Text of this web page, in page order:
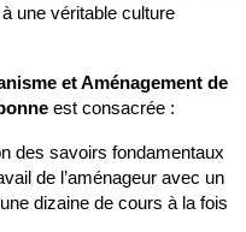
une véritable culture
et Aménagement de
est consacrée :
des savoirs fondamentaux
de l’aménageur avec un
dizaine de cours à la fois